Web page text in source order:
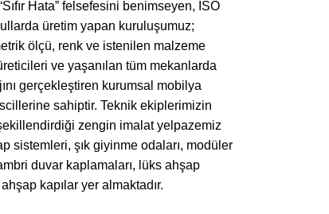
Hata” felsefesini benimseyen, ISO
üretim yapan kuruluşumuz;
ölçü, renk ve istenilen malzeme
ve yaşanılan tüm mekanlarda
gerçekleştiren kurumsal mobilya
sahiptir. Teknik ekiplerimizin
zengin imalat yelpazemiz
sistemleri, şık giyinme odaları, modüler
duvar kaplamaları, lüks ahşap
kapılar yer almaktadır.